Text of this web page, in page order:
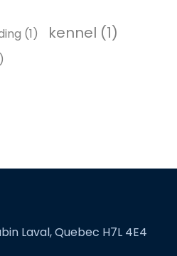
(1) kennel (1)
Laval, Quebec H7L 4E4